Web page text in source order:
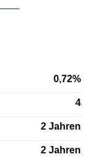
0,72%
4
2 Jahren
2 Jahren